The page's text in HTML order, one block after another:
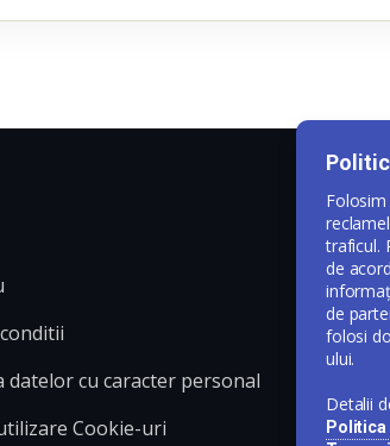
datelor cu caracter personal
Cookie-uri
traficul.
de
de
folosi
ului.
Detalii